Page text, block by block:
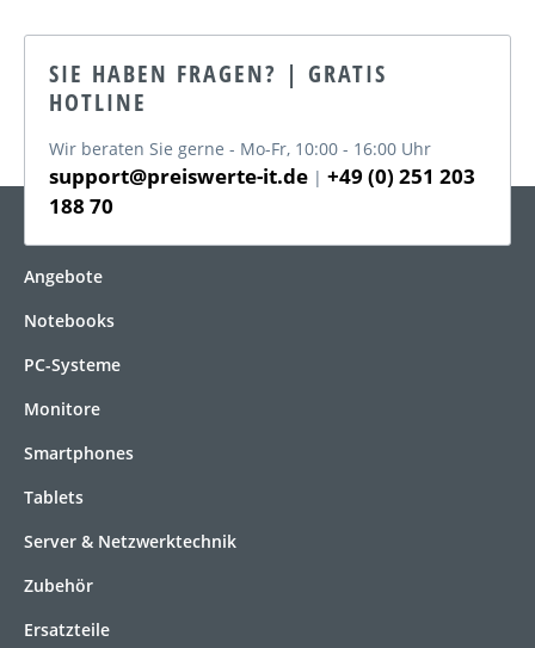
SIE HABEN FRAGEN? | GRATIS
HOTLINE
Wir beraten Sie gerne - Mo-Fr, 10:00 - 16:00 Uhr
support@preiswerte-it.de | +49 (0) 251 203
188 70
Angebote
Notebooks
PC-Systeme
Monitore
Smartphones
Tablets
Server & Netzwerktechnik
Zubehör
Ersatzteile